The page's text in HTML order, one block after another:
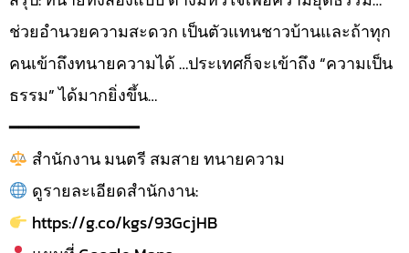
ช่วยอำนวยความสะดวก เป็นตัวแทนชาวบ้านและถ้าทุก
คนเข้าถึงทนายความได้ …ประเทศก็จะเข้าถึง “ความเป็น
ธรรม” ได้มากยิ่งขึ้น…
━━━━━━━━━━━━━
สำนักงาน มนตรี สมสาย ทนายความ
ดูรายละเอียดสำนักงาน:
https://g.co/kgs/93GcjHB